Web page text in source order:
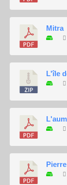
Mitra
L'île
Pierre